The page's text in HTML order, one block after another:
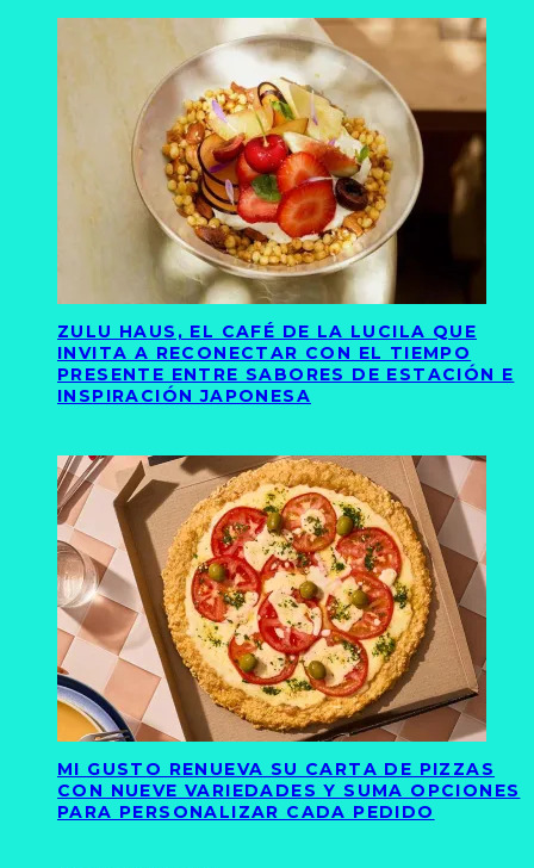
ZULU HAUS, EL CAFÉ DE LA LUCILA QUE
INVITA A RECONECTAR CON EL TIEMPO
PRESENTE ENTRE SABORES DE ESTACIÓN E
INSPIRACIÓN JAPONESA
MI GUSTO RENUEVA SU CARTA DE PIZZAS
CON NUEVE VARIEDADES Y SUMA OPCIONES
PARA PERSONALIZAR CADA PEDIDO